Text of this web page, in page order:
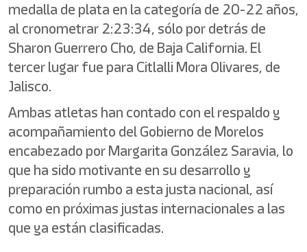
medalla de plata en la categoría de 20-22 años,
al cronometrar 2:23:34, sólo por detrás de
Sharon Guerrero Cho, de Baja California. El
tercer lugar fue para Citlalli Mora Olivares, de
Jalisco.
Ambas atletas han contado con el respaldo y
acompañamiento del Gobierno de Morelos
encabezado por Margarita González Saravia, lo
que ha sido motivante en su desarrollo y
preparación rumbo a esta justa nacional, así
como en próximas justas internacionales a las
que ya están clasificadas.